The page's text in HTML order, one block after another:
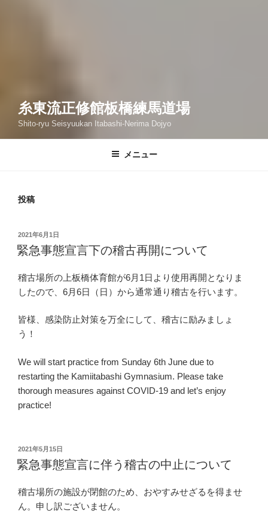
糸東流正修館板橋練馬道場
Shito-ryu Seisyuukan Itabashi-Nerima Dojyo
メニュー
投稿
投
稿
日:
2021年6月1日
緊急事態宣言下の稽古再開について
稽古場所の上板橋体育館が6月1日より使用再開となりま
したので、6月6日（日）から通常通り稽古を行います。
皆様、感染防止対策を万全にして、稽古に励みましょ
う！
We will start practice from Sunday 6th June due to
restarting the Kamiitabashi Gymnasium. Please take
thorough measures against COVID-19 and let’s enjoy
practice!
投
稿
日:
2021年5月15日
緊急事態宣言に伴う稽古の中止について
稽古場所の施設が閉館のため、おやすみせざるを得ませ
ん。申し訳ございません。